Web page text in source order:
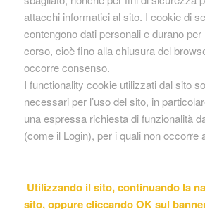
attacchi informatici al sito. I cookie di
contengono dati personali e durano
corso, cioè fino alla chiusura del
occorre consenso.
I functionality cookie utilizzati dal sito
necessari per l’uso del sito, in
una espressa richiesta di funzionalità
(come il Login), per i quali non occorre
Utilizzando il sito, continuando la
sito, oppure cliccando OK sul